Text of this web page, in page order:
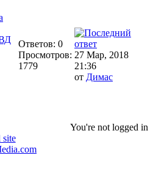
Ответов: 0
Просмотров:
1779
27 Мар, 2018
21:36
от Димас
You're not logged in
site